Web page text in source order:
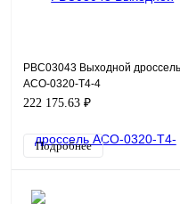
PBC03043 Выходной дроссель
ACO-0320-T4-4
222 175.63 ₽
Подробнее